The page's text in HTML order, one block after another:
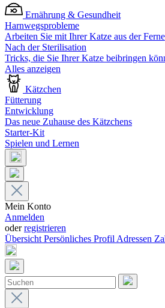
Ernährung & Gesundheit
Harnwegsprobleme
Arbeiten Sie mit Ihrer Katze aus der Ferne
Nach der Sterilisation
Tricks, die Sie Ihrer Katze beibringen
Alles anzeigen
Kätzchen
Fütterung
Entwicklung
Das neue Zuhause des Kätzchens
Starter-Kit
Spielen und Lernen
Mein Konto
Anmelden
oderregistrieren
Übersicht Persönliches Profil Adressen